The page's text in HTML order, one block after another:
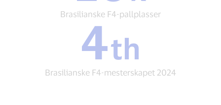
pallplasser
Brasilianske F4-pallplasser
th
Brasilianske
F4-
mesterskapet
2024
4th
Brasilianske F4-mesterskapet 2024